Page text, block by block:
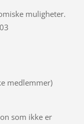
muligheter.
ikke medlemmer)
som ikke er